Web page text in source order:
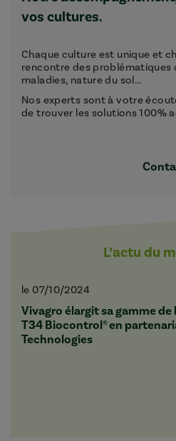
vos cultures.
Chaque culture est unique et
rencontre des problématiques
maladies, nature du sol...
Nos experts sont à votre
de trouver les solutions 100%
L’actu du
le 07/10/2024
Vivagro élargit sa gamme
T34 Biocontrol® en
Technologies